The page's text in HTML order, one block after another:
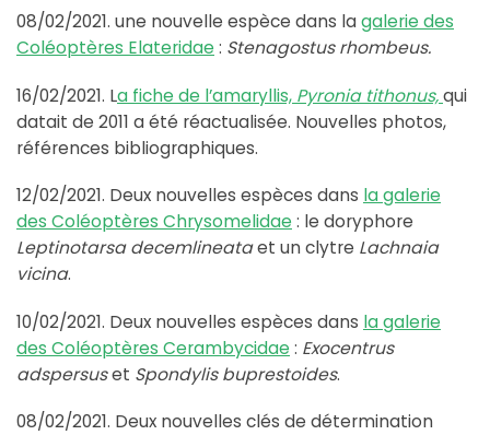
08/02/2021. une nouvelle espèce dans lagalerie des
Coléoptères Elateridae : Stenagostus rhombeus.
16/02/2021. La fiche de l’amaryllis, Pyronia tithonus,qui
datait de 2011 a été réactualisée. Nouvelles photos,
références bibliographiques.
12/02/2021. Deux nouvelles espèces dans la galerie
des Coléoptères Chrysomelidae : le doryphore
Leptinotarsa decemlineataet un clytre Lachnaia
vicina.
10/02/2021. Deux nouvelles espèces dans la galerie
des Coléoptères Cerambycidae : Exocentrus
adspersuset Spondylis buprestoides.
08/02/2021. Deux nouvelles clés de détermination